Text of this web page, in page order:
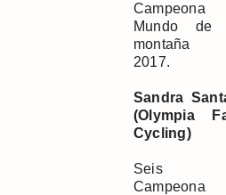
Mundo de
montaña
2017.
Sandra
(Olympia
Cycling)
Seis